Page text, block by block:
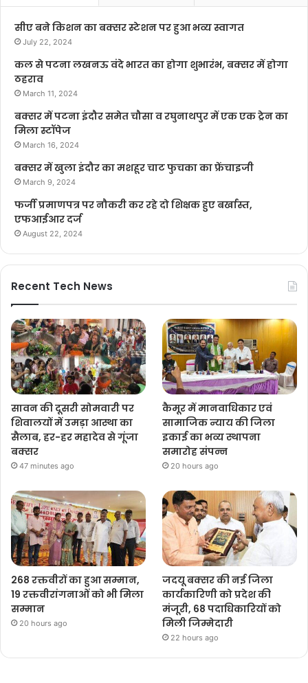
सीए बने किशन का बक्सर स्टेशन पर हुआ भव्य स्वागत
July 22, 2024
कल से पटना लखनऊ वंदे भारत का होगा शुभारंभ, बक्सर में होगा
ठहराव
March 11, 2024
बक्सर में पटना इंदौर समेत चौसा व रघुनाथपुर में एक एक ट्रेन का
मिला स्टॉपेज
March 16, 2024
बक्सर में खुला इंदौर का मशहूर चाट फुचका का फ्रेंचाइजी
March 9, 2024
फर्जी प्रमाणपत्र पर नौकरी कर रहे दो शिक्षक हुए बर्खास्त,
एफआईआर दर्ज
August 22, 2024
Recent Tech News
सावन की दूसरी सोमवारी पर
शिवालयों में उमड़ा आस्था का
सैलाब, हर-हर महादेव से गूंजा
बक्सर
47 minutes ago
कैमूर में मानवाधिकार एवं
सामाजिक न्याय की जिला
इकाई का भव्य स्थापना
समारोह संपन्न
20 hours ago
268 रक्तवीरों का हुआ सम्मान,
19 रक्तवीरांगनाओं को भी मिला
सम्मान
20 hours ago
जदयू बक्सर की नई जिला
कार्यकारिणी को प्रदेश की
मंजूरी, 68 पदाधिकारियों को
मिली जिम्मेदारी
22 hours ago